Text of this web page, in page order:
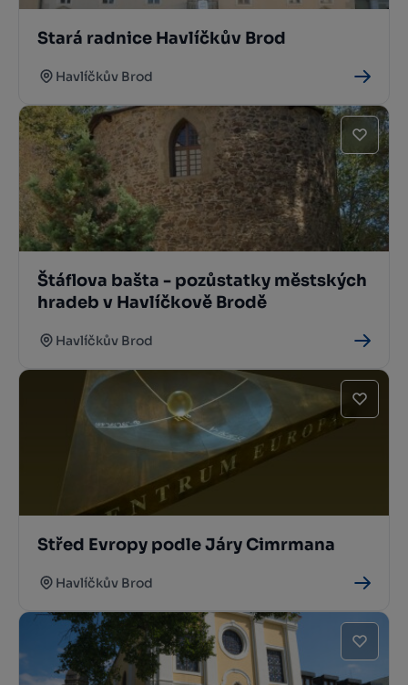
Stará radnice Havlíčkův Brod
Havlíčkův Brod
Štáflova bašta - pozůstatky městských
hradeb v Havlíčkově Brodě
Havlíčkův Brod
Střed Evropy podle Járy Cimrmana
Havlíčkův Brod